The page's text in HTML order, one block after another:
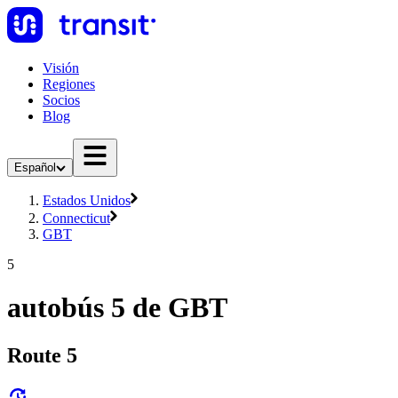
Visión
Regiones
Socios
Blog
Español
Estados Unidos
Connecticut
GBT
5
autobús 5 de GBT
Route 5